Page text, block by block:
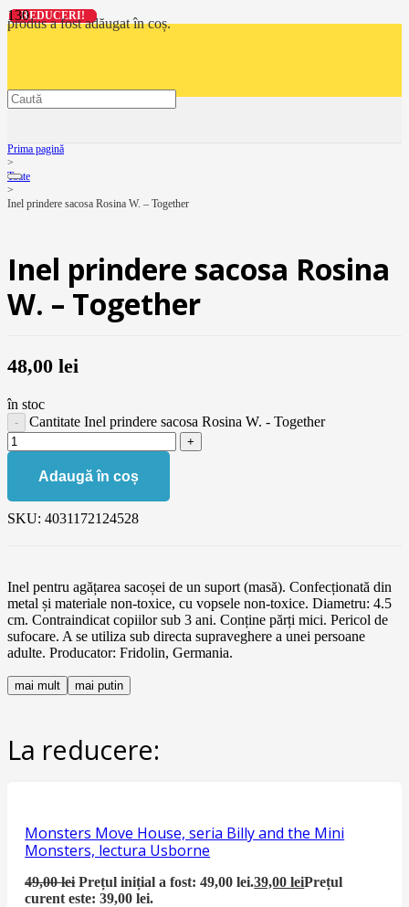
produsa fost adăugat în coș.
Prima pagină
>
Toate
>
Inel prindere sacosa Rosina W. – Together
Inel prindere sacosa Rosina
W. – Together
48,00 lei
în stoc
Cantitate Inel prindere sacosa Rosina W. - Together
Adaugă în coș
SKU: 4031172124528
Inel pentru agățarea sacoșei de un suport (masă). Confecționată din
metal și materiale non-toxice, cu vopsele non-toxice. Diametru: 4.5
cm. Contraindicat copiilor sub 3 ani. Conține părți mici. Pericol de
sufocare. A se utiliza sub directa supraveghere a unei persoane
adulte. Producator: Fridolin, Germania.
mai mult mai putin
La reducere:
REDUCERI!
Monsters Move House, seria Billy and the Mini
Monsters, lectura Usborne
49,00lei Prețul inițial a fost: 49,00 lei.39,00leiPrețul
curent este: 39,00 lei.
REDUCERI!
REDUCERI!
REDUCERI!